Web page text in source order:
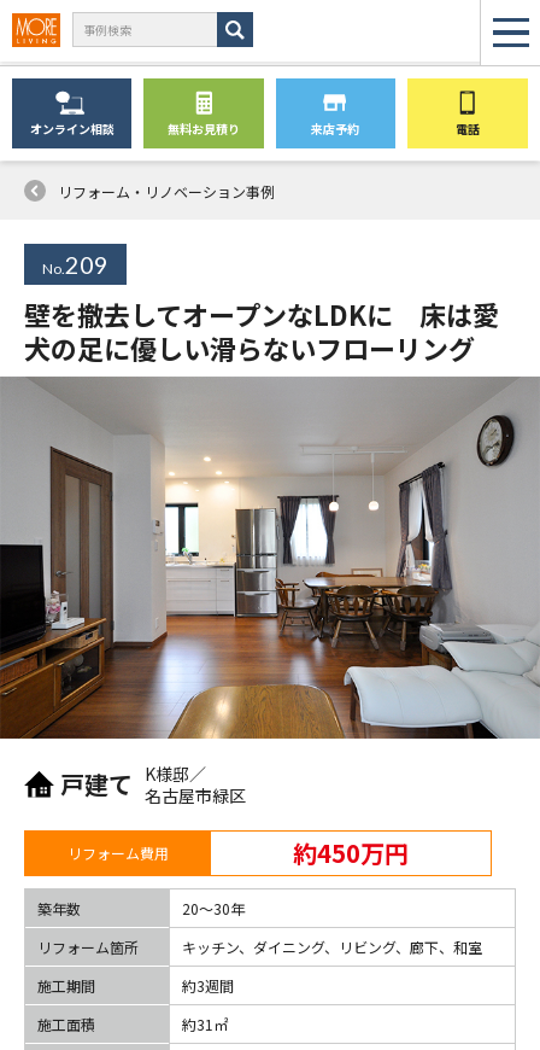
オンライン相談 無料お見積り 来店予約 電話
リフォーム・リノベーション事例
No.209
壁を撤去してオープンなLDKに 床は愛
犬の足に優しい滑らないフローリング
戸建て
K様邸／
名古屋市緑区
リフォーム費用 約450万円
築年数
20〜30年
リフォーム箇所
キッチン、ダイニング、リビング、廊下、和室
施工期間
約3週間
施工面積
約31㎡